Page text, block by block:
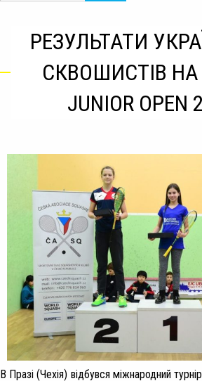
РЕЗУЛЬТАТИ
СКВОШИСТІВ НА
JUNIOR OPEN
В Празі (Чехія) відбувся міжнародний